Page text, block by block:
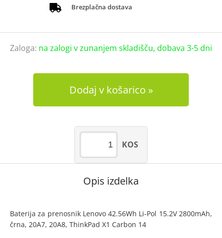
Brezplačna dostava
Zaloga: na zalogi v zunanjem skladišču, dobava 3-5 dni
Dodaj v košarico
KOS
Opis izdelka
Baterija za prenosnik Lenovo 42.56Wh Li-Pol 15.2V 2800mAh,
črna, 20A7, 20A8, ThinkPad X1 Carbon 14